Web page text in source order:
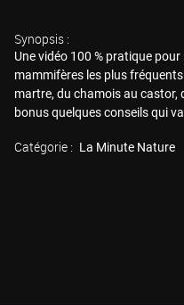
Synopsis :
Une vidéo 100 % pratique
mammifères les plus
martre, du chamois au castor,
bonus quelques conseils qui
Catégorie : La Minute Nature